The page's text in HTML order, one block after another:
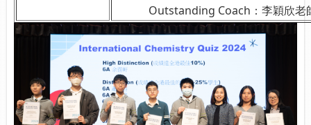
Outstanding Coach：李穎欣老